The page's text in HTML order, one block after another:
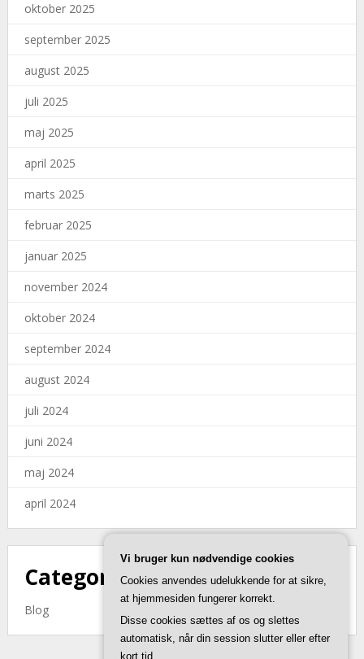
oktober 2025
september 2025
august 2025
juli 2025
maj 2025
april 2025
marts 2025
februar 2025
januar 2025
november 2024
oktober 2024
september 2024
august 2024
juli 2024
juni 2024
maj 2024
april 2024
Categories
Blog
Vi bruger kun nødvendige cookies
Cookies anvendes udelukkende for at sikre,
at hjemmesiden fungerer korrekt.
Disse cookies sættes af os og slettes
automatisk, når din session slutter eller efter
kort tid.